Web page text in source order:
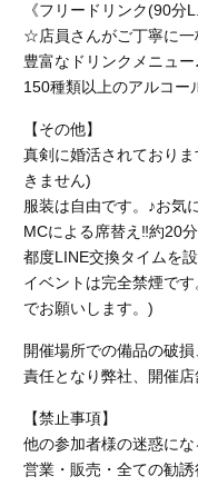
《フリードリンク(90分
☆店員さんがご丁寧に一
豊富なドリンクメニュー
150種類以上のアルコー
【その他】
真剣に婚活されており
きません)
服装は自由です。♪お気
MCによる席替え‼︎約20
都度LINE交換タイムを設
イベントは完全禁煙で
でお願いします。)
開催場所での備品の破
責任となり弊社、開催店
【禁止事項】
他の参加者様の迷惑にな
営業・販売・全ての勧誘